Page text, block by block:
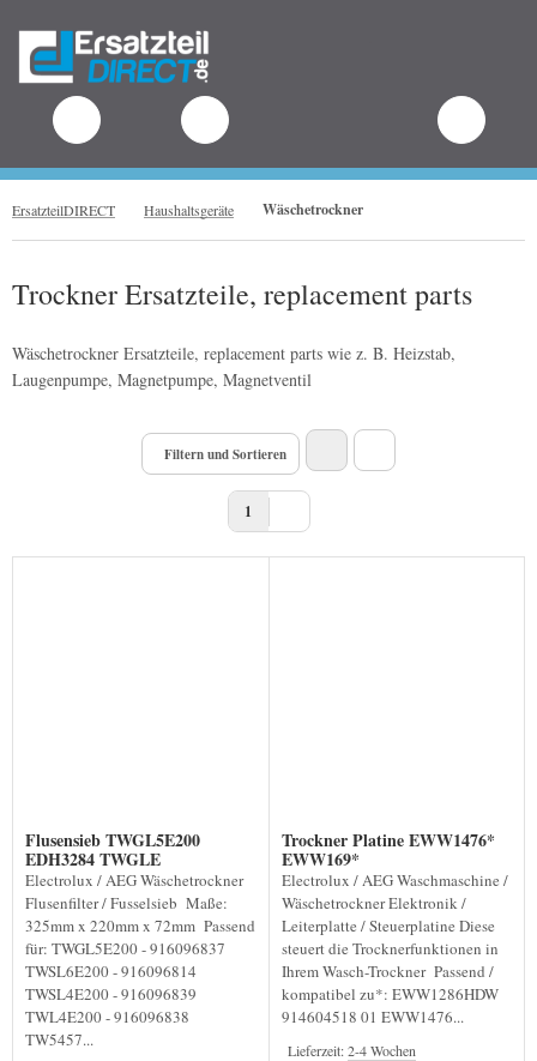
ErsatzteilDIRECT Haushaltsgeräte Wäschetrockner
Trockner Ersatzteile, replacement parts
Wäschetrockner Ersatzteile, replacement parts wie z. B. Heizstab,
Laugenpumpe, Magnetpumpe, Magnetventil
Filtern und Sortieren
1
Flusensieb TWGL5E200
EDH3284 TWGLE
Electrolux / AEG Wäschetrockner
Flusenfilter / Fusselsieb Maße:
325mm x 220mm x 72mm Passend
für: TWGL5E200 - 916096837
TWSL6E200 - 916096814
TWSL4E200 - 916096839
TWL4E200 - 916096838
TW5457...
Trockner Platine EWW1476*
EWW169*
Electrolux / AEG Waschmaschine /
Wäschetrockner Elektronik /
Leiterplatte / Steuerplatine Diese
steuert die Trocknerfunktionen in
Ihrem Wasch-Trockner Passend /
kompatibel zu*: EWW1286HDW
914604518 01 EWW1476...
Lieferzeit:2-4 Wochen